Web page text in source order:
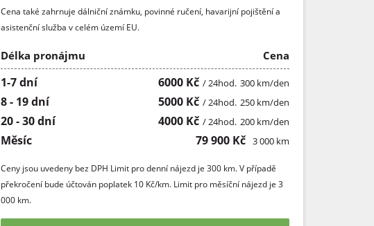
Cena také zahrnuje dálniční známku, povinné ručení, havarijní pojištění a
asistenční služba v celém území EU.
Délka pronájmu Cena
1-7 dní 6000 Kč / 24hod. 300 km/den
8 - 19 dní 5000 Kč / 24hod. 250 km/den
20 - 30 dní 4000 Kč / 24hod. 200 km/den
Měsíc 79 900 Kč 3 000 km
Ceny jsou uvedeny bez DPH Limit pro denní nájezd je 300 km. V případě
překročení bude účtován poplatek 10 Kč/km. Limit pro měsíční nájezd je 3
000 km.